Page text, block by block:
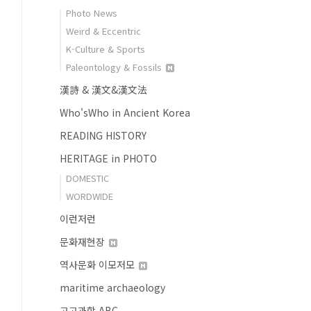
Photo News
Weird & Eccentric
K-Culture & Sports
Paleontology & Fossils
漢詩 & 漢文&漢文法
Who'sWho in Ancient Korea
READING HISTORY
HERITAGE in PHOTO
DOMESTIC
WORDWIDE
이런저런
문화재현장
역사문화 이모저모
maritime archaeology